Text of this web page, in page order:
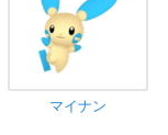
マイナン